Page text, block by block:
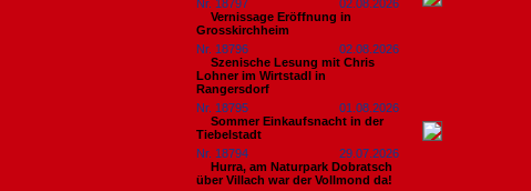
Nr. 18797
02.08.2026
Vernissage Eröffnung in
Grosskirchheim
Nr. 18796
02.08.2026
Szenische Lesung mit Chris
Lohner im Wirtstadl in
Rangersdorf
Nr. 18795
01.08.2026
Sommer Einkaufsnacht in der
Tiebelstadt
Nr. 18794
29.07.2026
Hurra, am Naturpark Dobratsch
über Villach war der Vollmond da!